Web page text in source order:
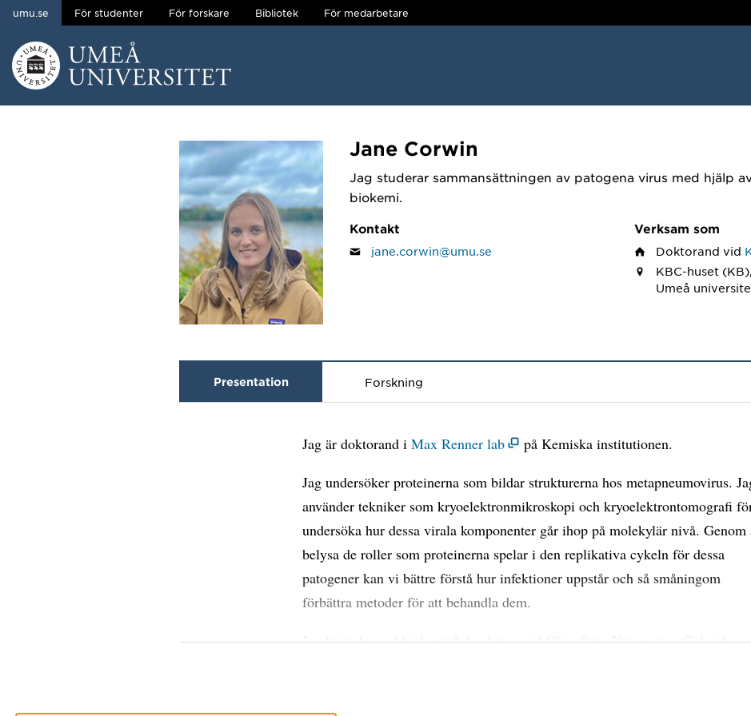
Hoppa direkt till innehållet
umu.se För studenter För forskare Bibliotek För medarbetare
Jane Corwin
Jag studerar sammansättningen av patogena virus med hjälp
biokemi.
Kontakt
jane.corwin@umu.se
Verksam som
Doktorand vid
KBC-huset
Umeå
Presentation Forskning
Jag är doktorand i Max Renner lab
på Kemiska institutionen.
Jag undersöker proteinerna som bildar strukturerna hos metapneumovirus.
använder tekniker som kryoelektronmikroskopi och kryoelektrontomografi
undersöka hur dessa virala komponenter går ihop på molekylär nivå. Genom
belysa de roller som proteinerna spelar i den replikativa cykeln för dessa
patogener kan vi bättre förstå hur infektioner uppstår och så småningom
förbättra metoder för att behandla dem.
Jag började med biokemisk forskning vid Ohio State University i Columbus,
tryptofannivåer. Jag har en masterexamen i strukturell biologi av patogener